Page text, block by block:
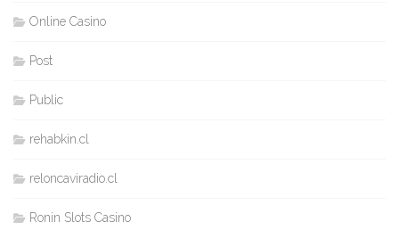
Online Casino
Post
Public
rehabkin.cl
reloncaviradio.cl
Ronin Slots Casino